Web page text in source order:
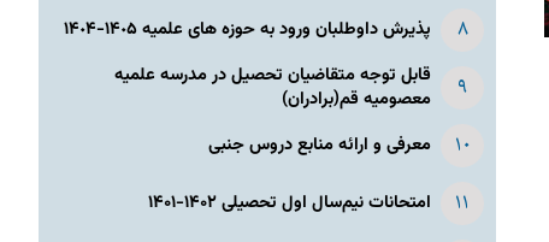
پذیرش داوطلبان ورود به حوزه های علمیه ١۴٠۵-١۴٠۴
قابل توجه متقاضیان تحصیل در مدرسه علمیه
معصومیه قم(برادران)
معرفی و ارائه منابع دروس جنبی
امتحانات نیم‌سال اول تحصیلی ۱۴۰۲-۱۴۰۱